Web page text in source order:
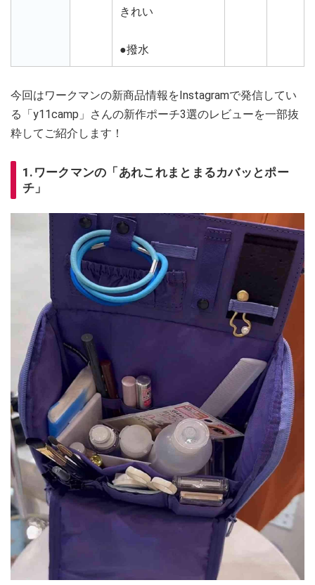
きれい
●撥水
今回はワークマンの新商品情報をInstagramで発信してい
る「y11camp」さんの新作ポーチ3選のレビューを一部抜
粋してご紹介します！
1.ワークマンの「あれこれまとまるカバッとポー
チ」